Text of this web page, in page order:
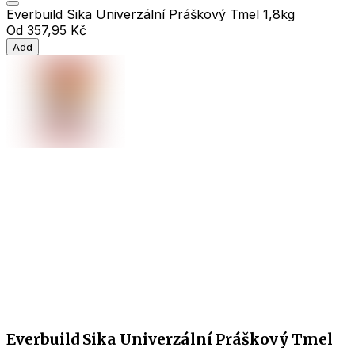
Everbuild Sika Univerzální Práškový Tmel 1,8kg
Od 357,95 Kč
Add
Everbuild Sika Univerzální Práškový Tmel